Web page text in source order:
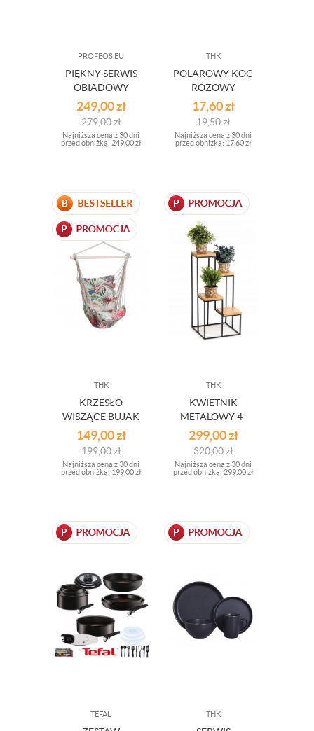
PROFEOS.EU
PIĘKNY SERWIS
OBIADOWY
PROMETEO - 31
ELEMENTÓW
249,00zł
279,00zł
Najniższa cena z 30 dni
przed obniżką: 249,00 zł
THK
POLAROWY KOC
RÓŻOWY
17,60zł
19,50zł
Najniższa cena z 30 dni
przed obniżką: 17,60 zł
THK
KRZESŁO
WISZĄCE BUJAK
BRAZYLIJSKI
149,00zł
199,00zł
Najniższa cena z 30 dni
przed obniżką: 199,00 zł
THK
KWIETNIK
METALOWY 4-
POZIOMOWY
299,00zł
320,00zł
Najniższa cena z 30 dni
przed obniżką: 299,00 zł
TEFAL THK